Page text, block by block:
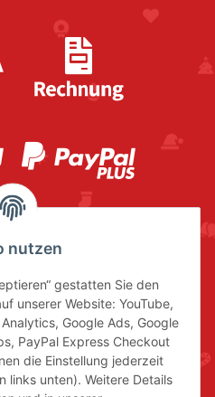
nutzen
gestatten Sie den
unserer Website: YouTube,
Google Ads, Google
PayPal Express Checkout
die Einstellung jederzeit
links unten). Weitere Details